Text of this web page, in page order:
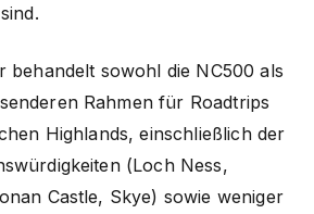
behandelt sowohl die NC500 als
Rahmen für Roadtrips
Highlands, einschließlich der
(Loch Ness,
Castle, Skye) sowie weniger